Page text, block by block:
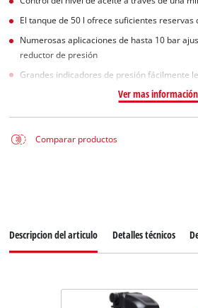
El tanque de 50 l ofrece suficientes reservas
Numerosas aplicaciones de hasta 10 bar
reductor de presión
Grandes indicadores de presión fácilmente
Ver mas información
Comparar productos
Descripcion del articulo Detalles técnicos